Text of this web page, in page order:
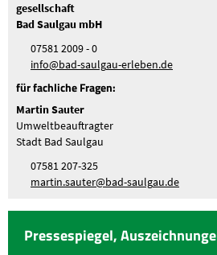
gesellschaft
Bad Saulgau mbH
07581 2009 - 0
nf
b d-s lg - rl b n d
für fachliche Fragen:
Martin Sauter
Umweltbeauftragter
Stadt Bad Saulgau
07581 207-325
m rt n s t r b d-s lg d
Pressespiegel,